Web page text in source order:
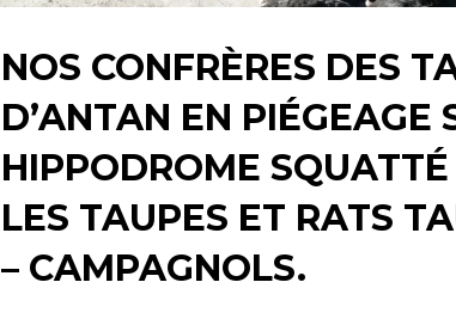
NOS CONFRÈRES DES
D’ANTAN EN PIÉGEAGE
HIPPODROME
LES TAUPES ET RATS
– CAMPAGNOLS.